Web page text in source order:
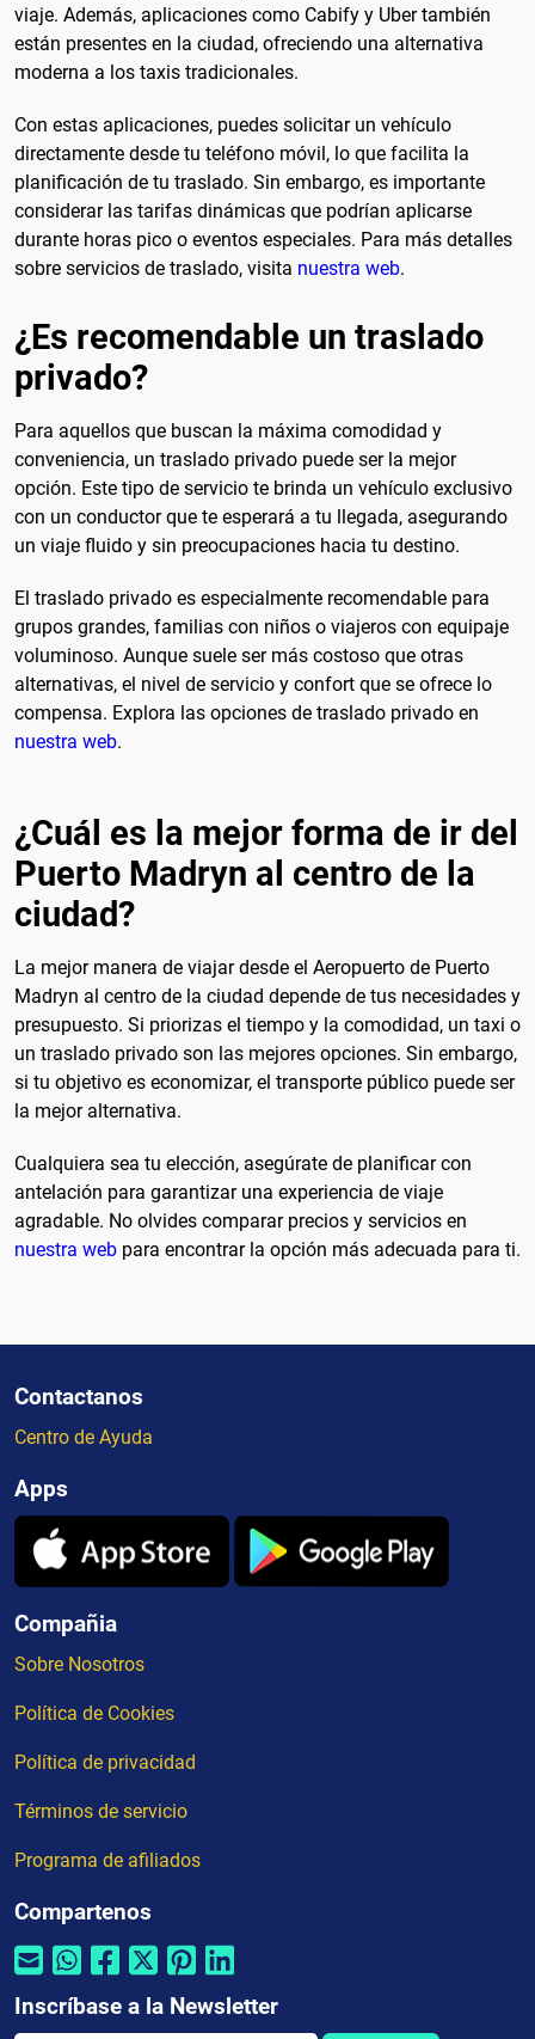
viaje. Además, aplicaciones como Cabify y Uber también
están presentes en la ciudad, ofreciendo una alternativa
moderna a los taxis tradicionales.
Con estas aplicaciones, puedes solicitar un vehículo
directamente desde tu teléfono móvil, lo que facilita la
planificación de tu traslado. Sin embargo, es importante
considerar las tarifas dinámicas que podrían aplicarse
durante horas pico o eventos especiales. Para más detalles
sobre servicios de traslado, visita nuestra web.
¿Es recomendable un traslado
privado?
Para aquellos que buscan la máxima comodidad y
conveniencia, un traslado privado puede ser la mejor
opción. Este tipo de servicio te brinda un vehículo exclusivo
con un conductor que te esperará a tu llegada, asegurando
un viaje fluido y sin preocupaciones hacia tu destino.
El traslado privado es especialmente recomendable para
grupos grandes, familias con niños o viajeros con equipaje
voluminoso. Aunque suele ser más costoso que otras
alternativas, el nivel de servicio y confort que se ofrece lo
compensa. Explora las opciones de traslado privado en
nuestra web.
¿Cuál es la mejor forma de ir del
Puerto Madryn al centro de la
ciudad?
La mejor manera de viajar desde el Aeropuerto de Puerto
Madryn al centro de la ciudad depende de tus necesidades y
presupuesto. Si priorizas el tiempo y la comodidad, un taxi o
un traslado privado son las mejores opciones. Sin embargo,
si tu objetivo es economizar, el transporte público puede ser
la mejor alternativa.
Cualquiera sea tu elección, asegúrate de planificar con
antelación para garantizar una experiencia de viaje
agradable. No olvides comparar precios y servicios en
nuestra web para encontrar la opción más adecuada para ti.
Contactanos
Centro de Ayuda
Apps
Compañia
Sobre Nosotros
Política de Cookies
Política de privacidad
Términos de servicio
Programa de afiliados
Compartenos
Inscríbase a la Newsletter